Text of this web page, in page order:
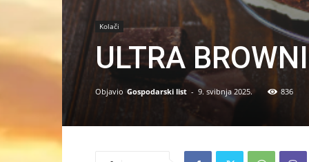
Kolači
ULTRA
Objavio Gospodarski list - 9. svibnja 2025. 836